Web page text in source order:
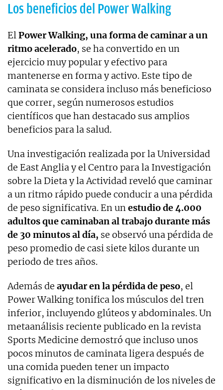
Los beneficios del Power Walking
ElPower Walking, una forma de caminar a un
ritmo acelerado, se ha convertido en un
ejercicio muy popular y efectivo para
mantenerse en forma y activo. Este tipo de
caminata se considera incluso más beneficioso
que correr, según numerosos estudios
científicos que han destacado sus amplios
beneficios para la salud.
Una investigación realizada por la Universidad
de East Anglia y el Centro para la Investigación
sobre la Dieta y la Actividad reveló que caminar
a un ritmo rápido puede conducir a una pérdida
de peso significativa. En unestudio de 4.000
adultos que caminaban al trabajo durante más
de 30 minutos al día, se observó una pérdida de
peso promedio de casi siete kilos durante un
periodo de tres años.
Además de ayudar en la pérdida de peso, el
Power Walking tonifica los músculos del tren
inferior, incluyendo glúteos y abdominales. Un
metaanálisis reciente publicado en la revista
Sports Medicine demostró que incluso unos
pocos minutos de caminata ligera después de
una comida pueden tener un impacto
significativo en la disminución de los niveles de